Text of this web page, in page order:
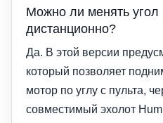
Можно ли менять угол
дистанционно?
Да. В этой версии
который позволяет
мотор по углу с пульта,
совместимый эхолот